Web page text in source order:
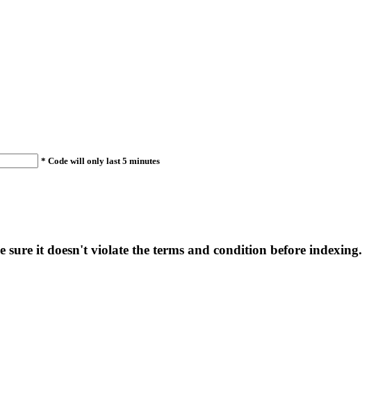
* Code will only last 5 minutes
sure it doesn't violate the terms and condition before indexing.